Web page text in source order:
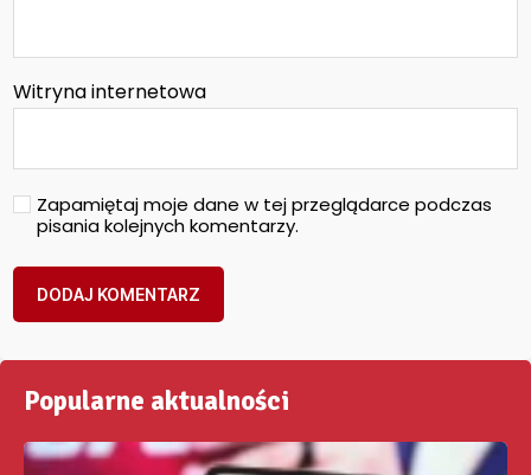
Witryna internetowa
Zapamiętaj moje dane w tej przeglądarce podczas
pisania kolejnych komentarzy.
Popularne aktualności